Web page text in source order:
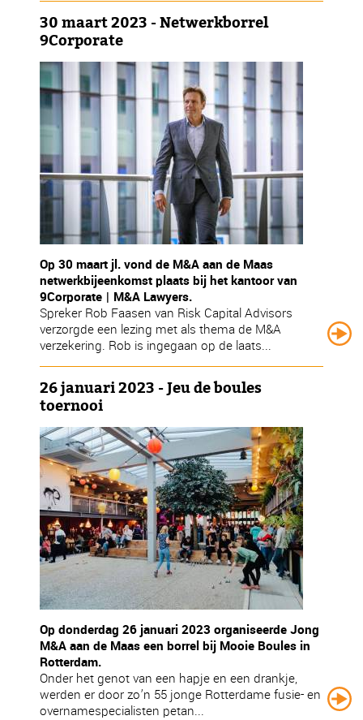
30 maart 2023 - Netwerkborrel
9Corporate
Op 30 maart jl. vond de M&A aan de Maas
netwerkbijeenkomst plaats bij het kantoor van
9Corporate | M&A Lawyers.
Spreker Rob Faasen van Risk Capital Advisors
verzorgde een lezing met als thema de M&A
verzekering. Rob is ingegaan op de laats...
26 januari 2023 - Jeu de boules
toernooi
Op donderdag 26 januari 2023 organiseerde Jong
M&A aan de Maas een borrel bij Mooie Boules in
Rotterdam.
Onder het genot van een hapje en een drankje,
werden er door zo’n 55 jonge Rotterdame fusie- en
overnamespecialisten petan...